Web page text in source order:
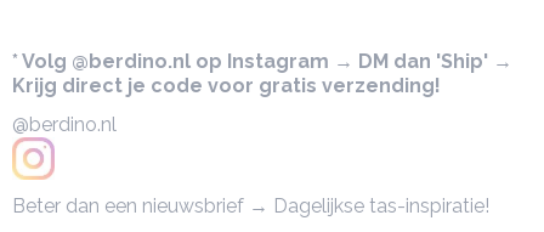
* Volg @berdino.nl op Instagram → DM dan 'Ship' →
Krijg direct je code voor gratis verzending!
@berdino.nl
Beter dan een nieuwsbrief → Dagelijkse tas-inspiratie!